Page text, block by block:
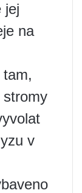
jej
na
stromy
v